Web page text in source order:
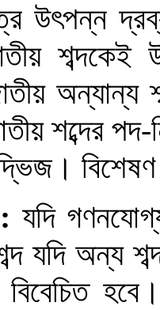
উৎপন্ন
শব্দকেই
অন্যান্য
শব্দের পদ-
।
যদি
যদি অন্য
হবে